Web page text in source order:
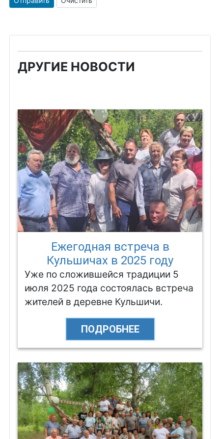
ДРУГИЕ НОВОСТИ
Ежегодная встреча в
Кульшичах в 2025 году
Уже по сложившейся традиции 5
июля 2025 года состоялась встреча
жителей в деревне Кульшичи.
ПОДРОБНЕЕ